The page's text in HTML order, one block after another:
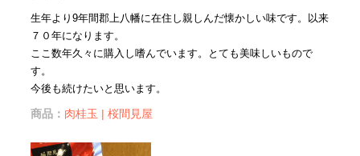
生年より9年間郡上八幡に在住し親しんだ懐かしい味です。以来
７０年になります。
ここ数年久々に購入し嗜んでいます。とても美味しいもので
す。
今後も続けたいと思います。
商品： 肉桂玉 | 桜間見屋